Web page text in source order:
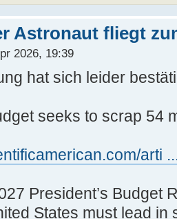
Astronaut fliegt
2026, 19:39
hat sich leider
seeks to scrap 54
arti
President’s Budget
States must lead in